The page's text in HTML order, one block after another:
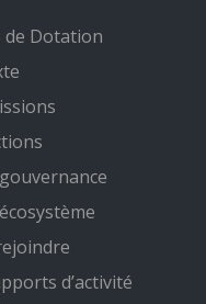
de Dotation
d’activité